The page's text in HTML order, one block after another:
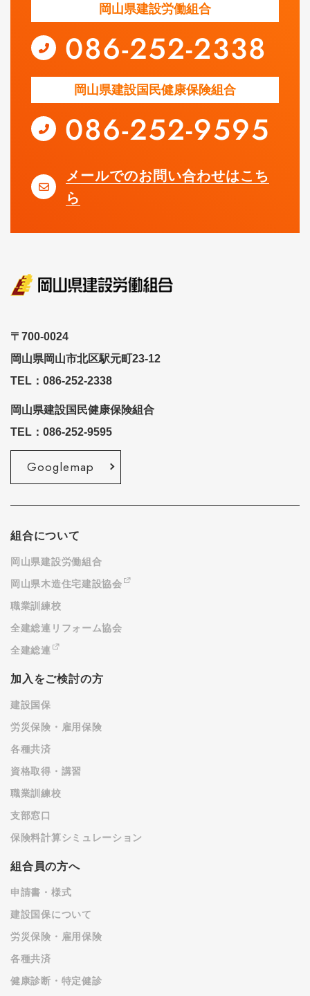
岡山県建設労働組合
岡山県建設国民健康保険組合
メールでのお問い合わせはこち
ら
〒700-0024
岡山県岡山市北区駅元町23-12
TEL：086-252-2338
岡山県建設国民健康保険組合
TEL：086-252-9595
Googlemap
組合について
岡山県建設労働組合
岡山県木造住宅建設協会
職業訓練校
全建総連リフォーム協会
全建総連
加入をご検討の方
建設国保
労災保険・雇用保険
各種共済
資格取得・講習
職業訓練校
支部窓口
保険料計算シミュレーション
組合員の方へ
申請書・様式
建設国保について
労災保険・雇用保険
各種共済
健康診断・特定健診